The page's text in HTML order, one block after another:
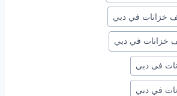
خزانات في دبي
خزانات في دبي
فى دبي
في دبي